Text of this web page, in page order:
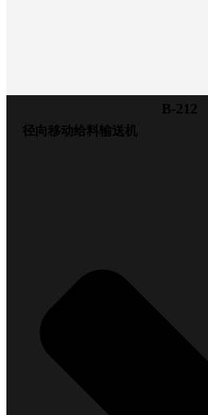
B-212
径向移动给料输送机